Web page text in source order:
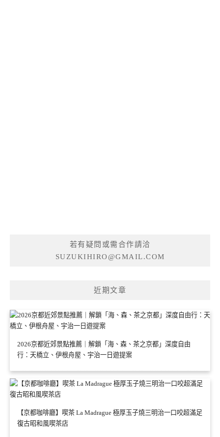
若有疑問或需合作請洽
SUZUKIHIRO@GMAIL.COM
近期文章
2026京都近郊景點推薦｜解鎖「海、森、茶之京都」深度自由
行：天橋立、伊根舟屋、宇治一日遊提案
【京都咖啡廳】喫茶 La Madrague 極厚玉子燒三明治一口咬超滿足
復古昭和風喫茶店